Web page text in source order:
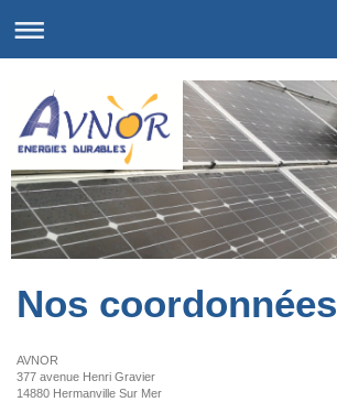
Nos coordonnées
AVNOR
377 avenue Henri Gravier
14880 Hermanville Sur Mer